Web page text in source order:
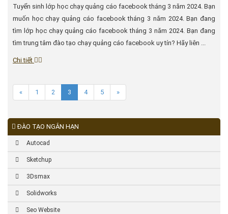
Tuyển sinh lớp học chạy quảng cáo facebook tháng 3 năm 2024. Bạn
muốn học chạy quảng cáo facebook tháng 3 năm 2024. Bạn đang
tìm lớp học chạy quảng cáo facebook tháng 3 năm 2024. Bạn đang
tìm trung tâm đào tạo chạy quảng cáo facebook uy tín? Hãy liên ...
Chi tiết
« 1 2 3 4 5 »
ĐÀO TẠO NGẮN HẠN
Autocad
Sketchup
3Dsmax
Solidworks
Seo Website